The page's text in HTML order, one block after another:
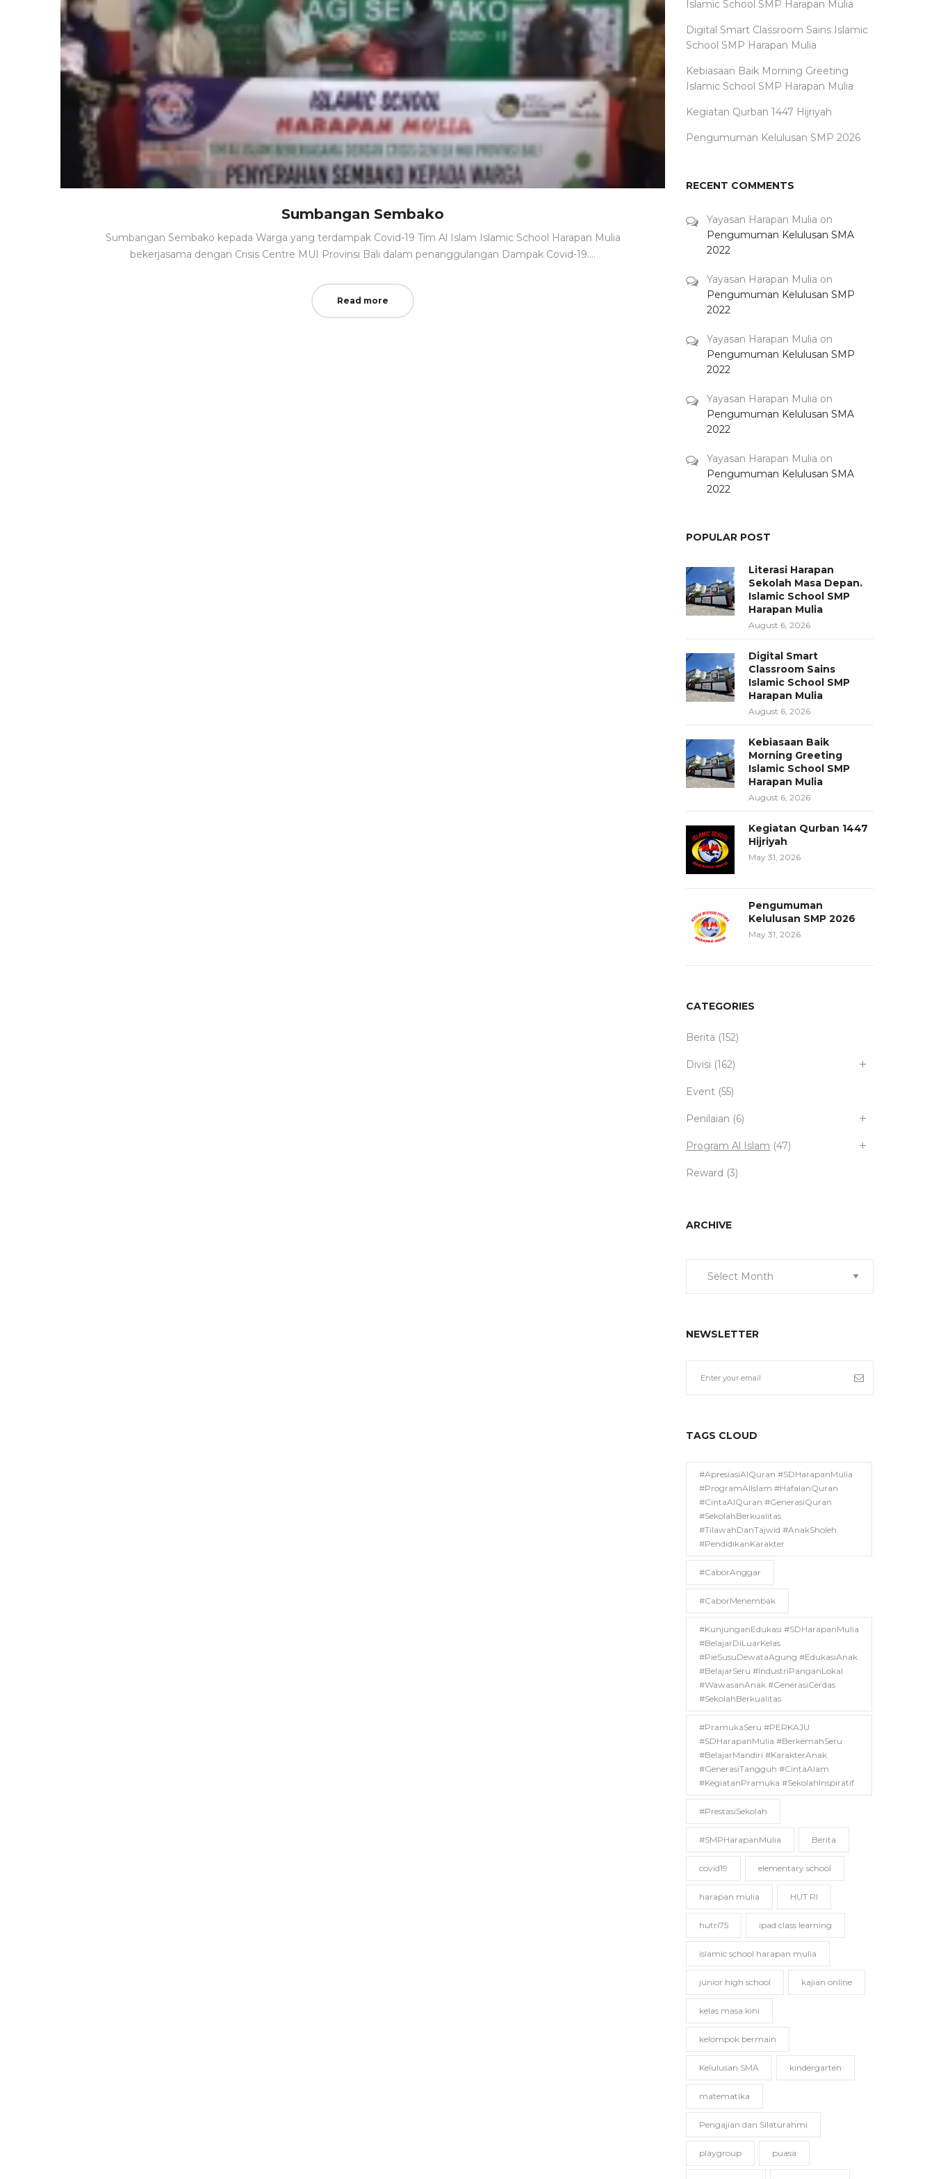
Sumbangan Sembako
Sumbangan Sembako kepada Warga yang terdampak Covid-19 Tim Al Islam Islamic School Harapan Mulia
bekerjasama dengan Crisis Centre MUI Provinsi Bali dalam penanggulangan Dampak Covid-19.…
Read more
Islamic School SMP Harapan Mulia
Digital Smart Classroom Sains Islamic
School SMP Harapan Mulia
Kebiasaan Baik Morning Greeting
Islamic School SMP Harapan Mulia
Kegiatan Qurban 1447 Hijriyah
Pengumuman Kelulusan SMP 2026
RECENT COMMENTS
Yayasan Harapan Mulia on
Pengumuman Kelulusan SMA
2022
Yayasan Harapan Mulia on
Pengumuman Kelulusan SMP
2022
Yayasan Harapan Mulia on
Pengumuman Kelulusan SMP
2022
Yayasan Harapan Mulia on
Pengumuman Kelulusan SMA
2022
Yayasan Harapan Mulia on
Pengumuman Kelulusan SMA
2022
POPULAR POST
Literasi Harapan
Sekolah Masa Depan.
Islamic School SMP
Harapan Mulia
August 6, 2026
Digital Smart
Classroom Sains
Islamic School SMP
Harapan Mulia
August 6, 2026
Kebiasaan Baik
Morning Greeting
Islamic School SMP
Harapan Mulia
August 6, 2026
Kegiatan Qurban 1447
Hijriyah
May 31, 2026
Pengumuman
Kelulusan SMP 2026
May 31, 2026
CATEGORIES
Berita (152)
Divisi (162)
Event (55)
Penilaian (6)
Program Al Islam (47)
Reward (3)
ARCHIVE
NEWSLETTER
TAGS CLOUD
#ApresiasiAlQuran #SDHarapanMulia
#ProgramAlIslam #HafalanQuran
#CintaAlQuran #GenerasiQuran
#SekolahBerkualitas
#TilawahDanTajwid #AnakSholeh
#PendidikanKarakter
#CaborAnggar
#CaborMenembak
#KunjunganEdukasi #SDHarapanMulia
#BelajarDiLuarKelas
#PieSusuDewataAgung #EdukasiAnak
#BelajarSeru #IndustriPanganLokal
#WawasanAnak #GenerasiCerdas
#SekolahBerkualitas
#PramukaSeru #PERKAJU
#SDHarapanMulia #BerkemahSeru
#BelajarMandiri #KarakterAnak
#GenerasiTangguh #CintaAlam
#KegiatanPramuka #SekolahInspiratif
#PrestasiSekolah
#SMPHarapanMulia Berita
covid19 elementary school
harapan mulia HUT RI
hutri75 ipad class learning
islamic school harapan mulia
junior high school kajian online
kelas masa kini
kelompok bermain
Kelulusan SMA kindergarten
matematika
Pengajian dan Silaturahmi
playgroup puasa